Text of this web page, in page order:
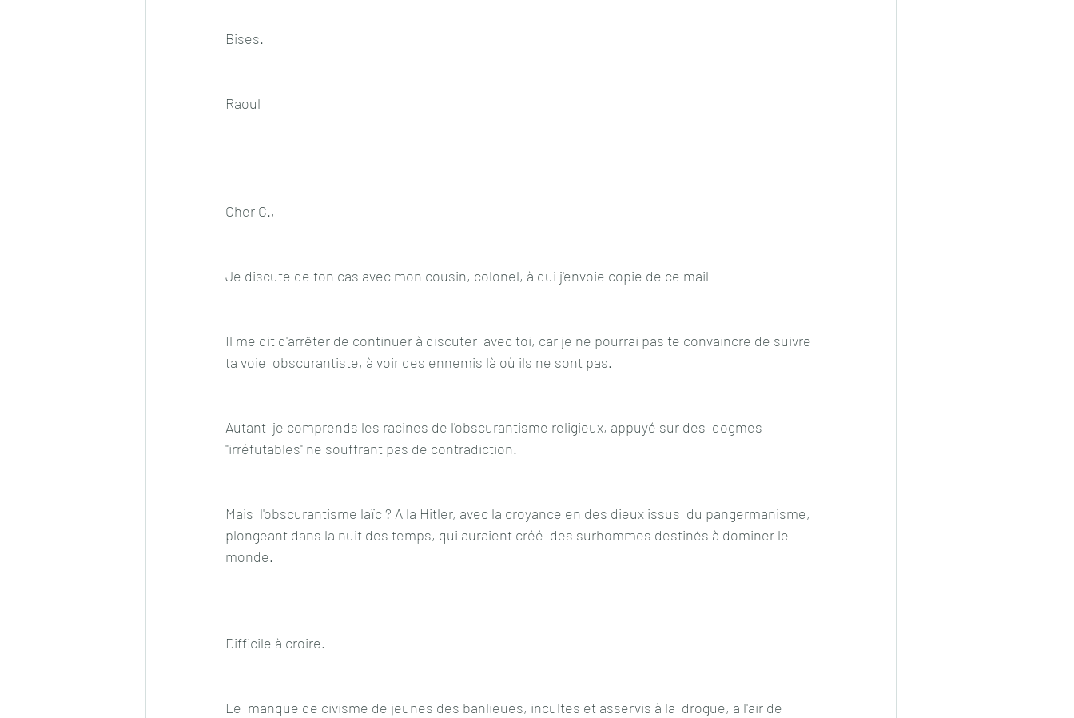
Bises.
Raoul
Cher C.,
Je discute de ton cas avec mon cousin, colonel, à qui j'envoie copie de ce mail
Il me dit d'arrêter de continuer à discuter  avec toi, car je ne pourrai pas te convaincre de suivre
ta voie  obscurantiste, à voir des ennemis là où ils ne sont pas.
Autant  je comprends les racines de l'obscurantisme religieux, appuyé sur des  dogmes
"irréfutables" ne souffrant pas de contradiction.
Mais  l'obscurantisme laïc ? A la Hitler, avec la croyance en des dieux issus  du pangermanisme,
plongeant dans la nuit des temps, qui auraient créé  des surhommes destinés à dominer le
monde.
Difficile à croire.
Le  manque de civisme de jeunes des banlieues, incultes et asservis à la  drogue, a l'air de